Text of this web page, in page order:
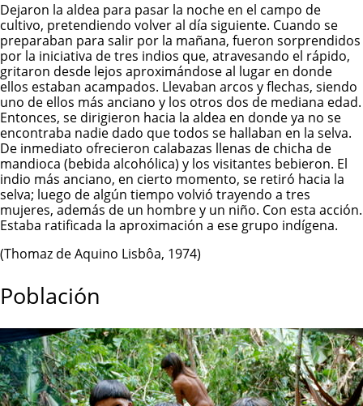
Dejaron la aldea para pasar la noche en el campo de
cultivo, pretendiendo volver al día siguiente. Cuando se
preparaban para salir por la mañana, fueron sorprendidos
por la iniciativa de tres indios que, atravesando el rápido,
gritaron desde lejos aproximándose al lugar en donde
ellos estaban acampados. Llevaban arcos y flechas, siendo
uno de ellos más anciano y los otros dos de mediana edad.
Entonces, se dirigieron hacia la aldea en donde ya no se
encontraba nadie dado que todos se hallaban en la selva.
De inmediato ofrecieron calabazas llenas de chicha de
mandioca (bebida alcohólica) y los visitantes bebieron. El
indio más anciano, en cierto momento, se retiró hacia la
selva; luego de algún tiempo volvió trayendo a tres
mujeres, además de un hombre y un niño. Con esta acción.
Estaba ratificada la aproximación a ese grupo indígena.
(Thomaz de Aquino Lisbôa, 1974)
Población